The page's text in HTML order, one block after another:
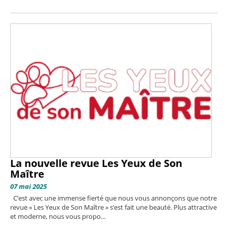
La nouvelle revue Les Yeux de Son
Maître
07 mai 2025
C’est avec une immense fierté que nous vous annonçons que notre
revue « Les Yeux de Son Maître » s’est fait une beauté. Plus attractive
et moderne, nous vous propo...